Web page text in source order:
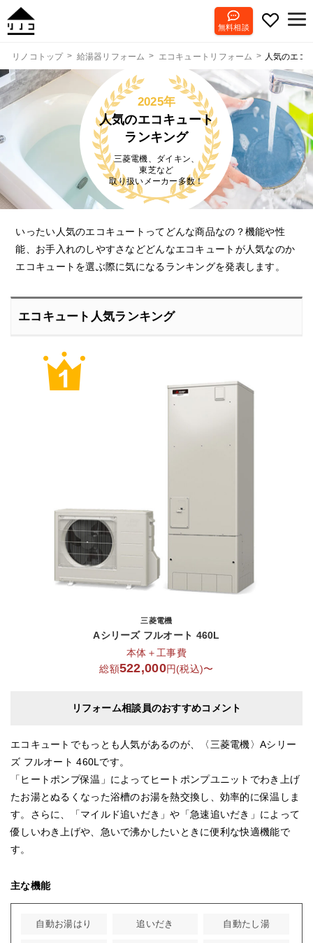
無料相談
リノコトップ 給湯器リフォーム エコキュートリフォーム 人気のエコ
2025年
人気のエコキュート
ランキング
三菱電機、ダイキン、
東芝など
取り扱いメーカー多数！
いったい人気のエコキュートってどんな商品なの？機能や性
能、お手入れのしやすさなどどんなエコキュートが人気なのか
エコキュートを選ぶ際に気になるランキングを発表します。
エコキュート人気ランキング
三菱電機
Aシリーズ フルオート 460L
本体＋工事費
総額522,000円(税込)〜
リフォーム相談員のおすすめコメント
エコキュートでもっとも人気があるのが、〈三菱電機〉Aシリー
ズ フルオート 460Lです。
「ヒートポンプ保温」によってヒートポンプユニットでわき上げ
たお湯とぬるくなった浴槽のお湯を熱交換し、効率的に保温しま
す。さらに、「マイルド追いだき」や「急速追いだき」によって
優しいわき上げや、急いで沸かしたいときに便利な快適機能で
す。
主な機能
自動お湯はり 追いだき 自動たし湯